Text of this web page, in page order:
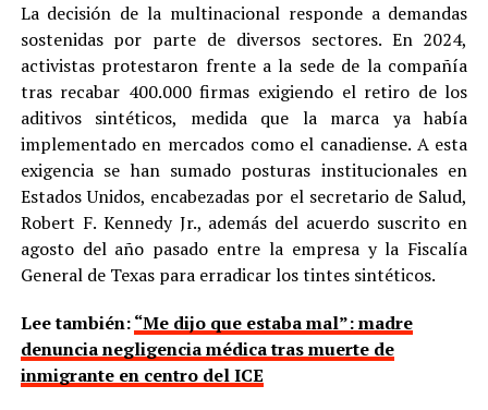
La decisión de la multinacional responde a demandas
sostenidas por parte de diversos sectores. En 2024,
activistas protestaron frente a la sede de la compañía
tras recabar 400.000 firmas exigiendo el retiro de los
aditivos sintéticos, medida que la marca ya había
implementado en mercados como el canadiense. A esta
exigencia se han sumado posturas institucionales en
Estados Unidos, encabezadas por el secretario de Salud,
Robert F. Kennedy Jr., además del acuerdo suscrito en
agosto del año pasado entre la empresa y la Fiscalía
General de Texas para erradicar los tintes sintéticos.
Lee también:“Me dijo que estaba mal”: madre
denuncia negligencia médica tras muerte de
inmigrante en centro del ICE